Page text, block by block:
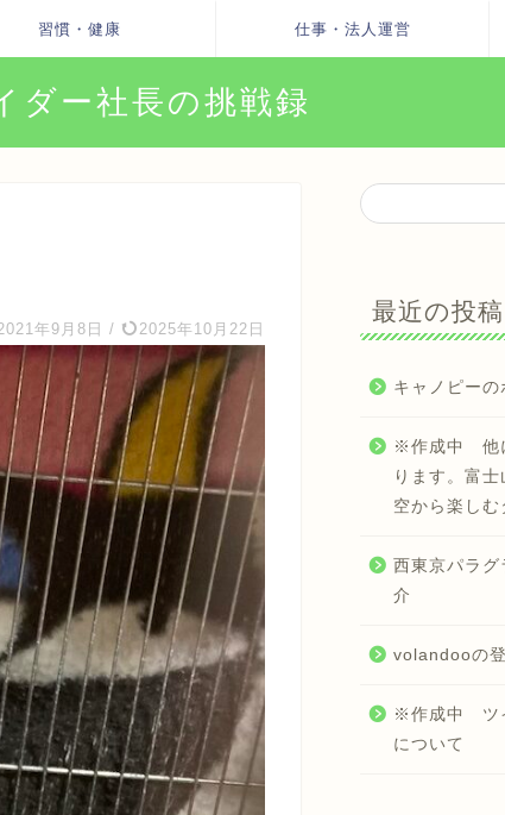
習慣・健康 仕事・法人運営
ダー社長の挑戦録
年9月8日 / 2025年10月22日
最近の投稿
キャノピーの
※作成中 他
ります。富士
空から楽しむ
西東京パラ
介
volandooの
※作成中 ツ
について